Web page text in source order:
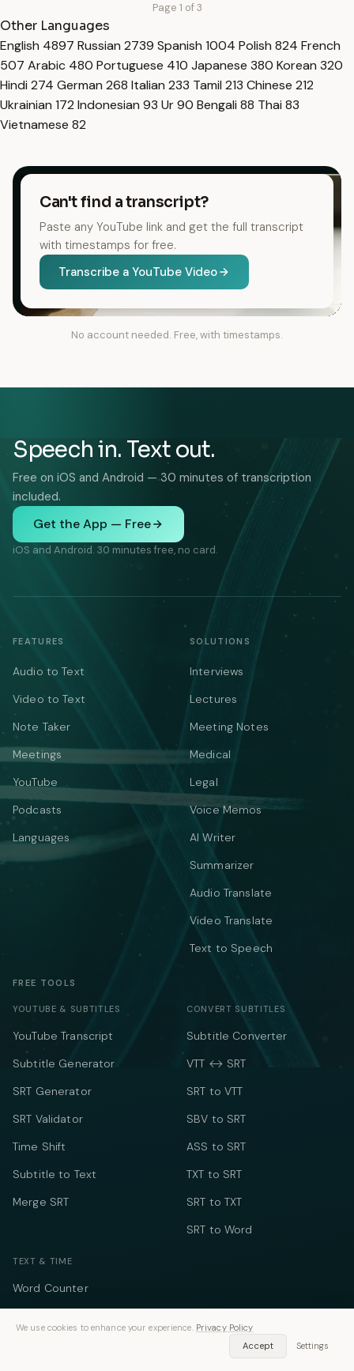
Page 1 of 3
Other Languages
English 4897 Russian 2739 Spanish 1004 Polish 824 French
507 Arabic 480 Portuguese 410 Japanese 380 Korean 320
Hindi 274 German 268 Italian 233 Tamil 213 Chinese 212
Ukrainian 172 Indonesian 93 Ur90 Bengali 88 Thai 83
Vietnamese 82
Can't find a transcript?
Paste any YouTube link and get the full transcript
with timestamps for free.
Transcribe a YouTube Video
No account needed. Free, with timestamps.
Speech in. Text out.
Free on iOS and Android — 30 minutes of transcription
included.
Get the App — Free
iOS and Android. 30 minutes free, no card.
FEATURES
Audio to Text
Video to Text
Note Taker
Meetings
YouTube
Podcasts
Languages
SOLUTIONS
Interviews
Lectures
Meeting Notes
Medical
Legal
Voice Memos
AI Writer
Summarizer
Audio Translate
Video Translate
Text to Speech
FREE TOOLS
YOUTUBE & SUBTITLES
YouTube Transcript
Subtitle Generator
SRT Generator
SRT Validator
Time Shift
Subtitle to Text
Merge SRT
CONVERT SUBTITLES
Subtitle Converter
VTT ↔ SRT
SRT to VTT
SBV to SRT
ASS to SRT
TXT to SRT
SRT to TXT
SRT to Word
TEXT & TIME
Word Counter
We use cookies to enhance your experience. Privacy Policy
Accept
Settings